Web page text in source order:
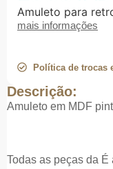
Descrição:
Amuleto em MDF
Todas as peças da
Amuleto para
mais informações
Política de trocas